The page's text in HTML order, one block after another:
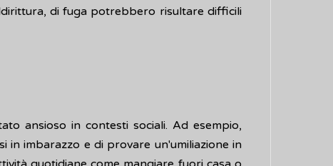
di fuga potrebbero risultare difficili
ansioso in contesti sociali. Ad esempio,
imbarazzo e di provare un'umiliazione in